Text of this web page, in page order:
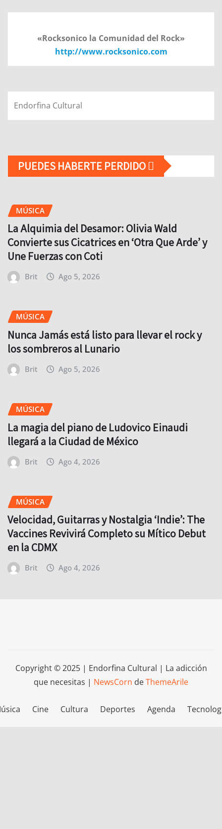
«Rocksonico la Comunidad del Rock»
http://www.rocksonico.com
Endorfina Cultural
PUEDES HABERTE PERDIDO
MÚSICA
La Alquimia del Desamor: Olivia Wald
Convierte sus Cicatrices en ‘Otra Que Arde’ y
Une Fuerzas con Coti
Brit Ago 5, 2026
MÚSICA
Nunca Jamás está listo para llevar el rock y
los sombreros al Lunario
Brit Ago 5, 2026
MÚSICA
La magia del piano de Ludovico Einaudi
llegará a la Ciudad de México
Brit Ago 4, 2026
MÚSICA
Velocidad, Guitarras y Nostalgia ‘Indie’: The
Vaccines Revivirá Completo su Mítico Debut
en la CDMX
Brit Ago 4, 2026
Copyright © 2025 | Endorfina Cultural | La adicción
que necesitas | NewsCorn deThemeArile
Cine Cultura Deportes Agenda